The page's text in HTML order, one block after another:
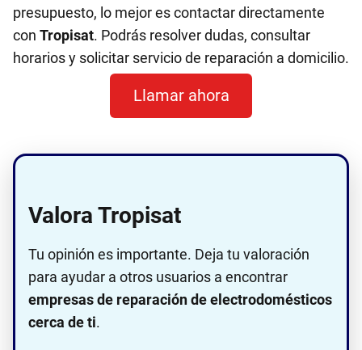
presupuesto, lo mejor es contactar directamente
con Tropisat. Podrás resolver dudas, consultar
horarios y solicitar servicio de reparación a domicilio.
Llamar ahora
Valora Tropisat
Tu opinión es importante. Deja tu valoración
para ayudar a otros usuarios a encontrar
empresas de reparación de electrodomésticos
cerca de ti.